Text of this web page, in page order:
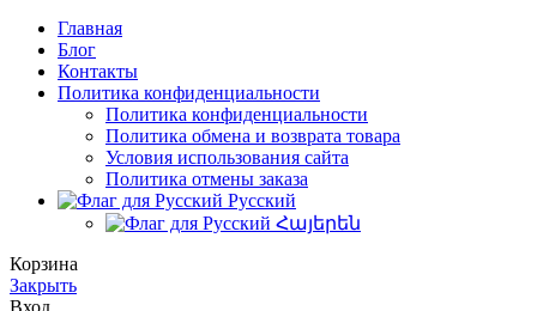
Главная
Блог
Контакты
Политика конфиденциальности
Политика конфиденциальности
Политика обмена и возврата товара
Условия использования сайта
Политика отмены заказа
Русский
Հայերեն
Корзина
Закрыть